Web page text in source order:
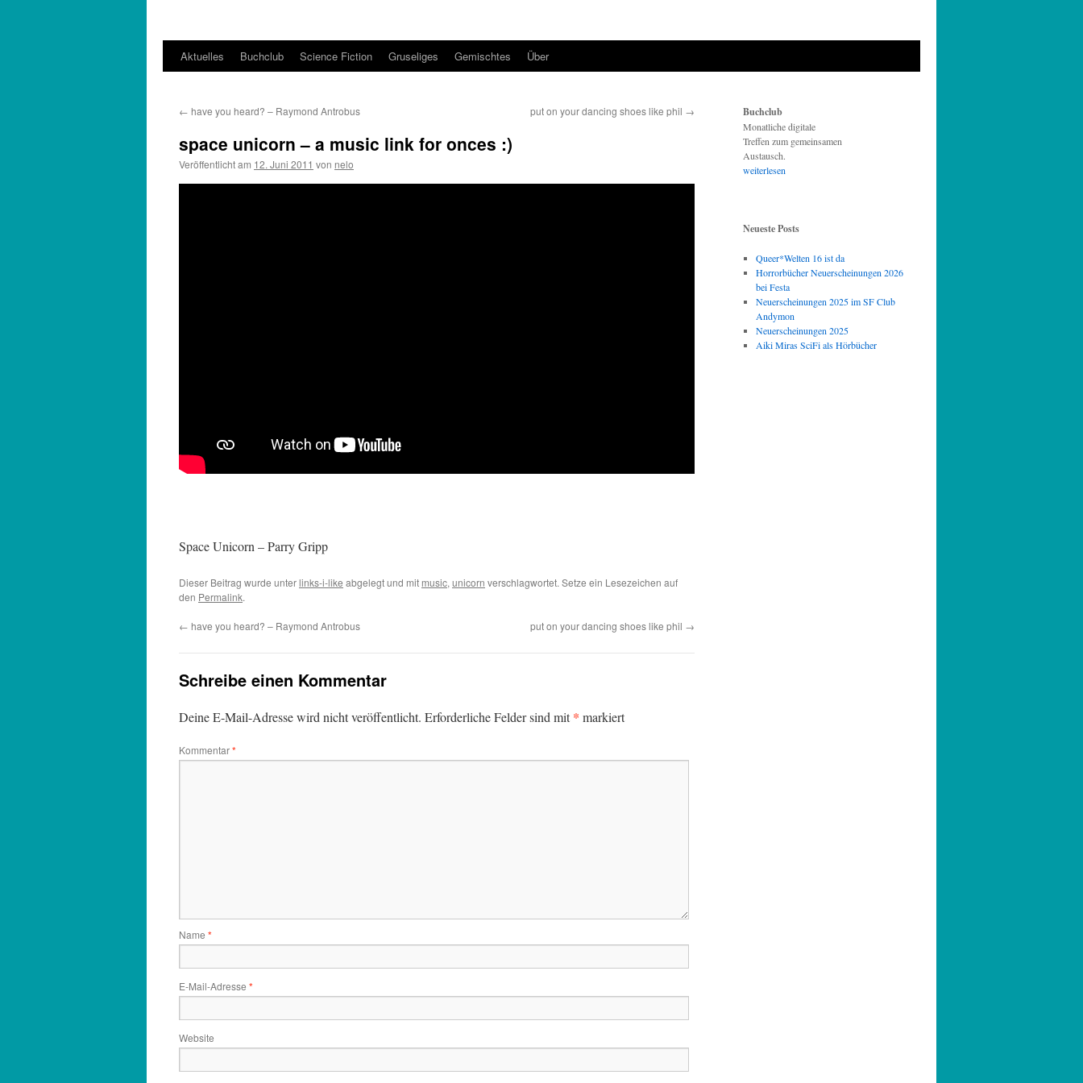
Aktuelles Buchclub Science Fiction Gruseliges Gemischtes Über
← have you heard? – Raymond Antrobus put on your dancing shoes like phil →
space unicorn – a music link for onces :)
Veröffentlicht am 12. Juni 2011 von nelo
Space Unicorn – Parry Gripp
Dieser Beitrag wurde unterlinks-i-like abgelegt und mit music, unicorn verschlagwortet. Setze ein Lesezeichen auf
den Permalink.
← have you heard? – Raymond Antrobus put on your dancing shoes like phil →
Schreibe einen Kommentar
Deine E-Mail-Adresse wird nicht veröffentlicht. Erforderliche Felder sind mit* markiert
Kommentar*
Name *
E-Mail-Adresse *
Website
Buchclub
Monatliche digitale
Treffen zum gemeinsamen
Austausch.
weiterlesen
Neueste Posts
Queer*Welten 16 ist da
Horrorbücher Neuerscheinungen 2026
bei Festa
Neuerscheinungen 2025 im SF Club
Andymon
Neuerscheinungen 2025
Aiki Miras SciFi als Hörbücher